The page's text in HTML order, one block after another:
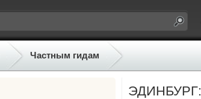
Частным гидам
ЭДИНБУРГ: